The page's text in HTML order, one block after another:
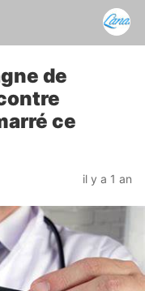
de
ce
il y a 1 an